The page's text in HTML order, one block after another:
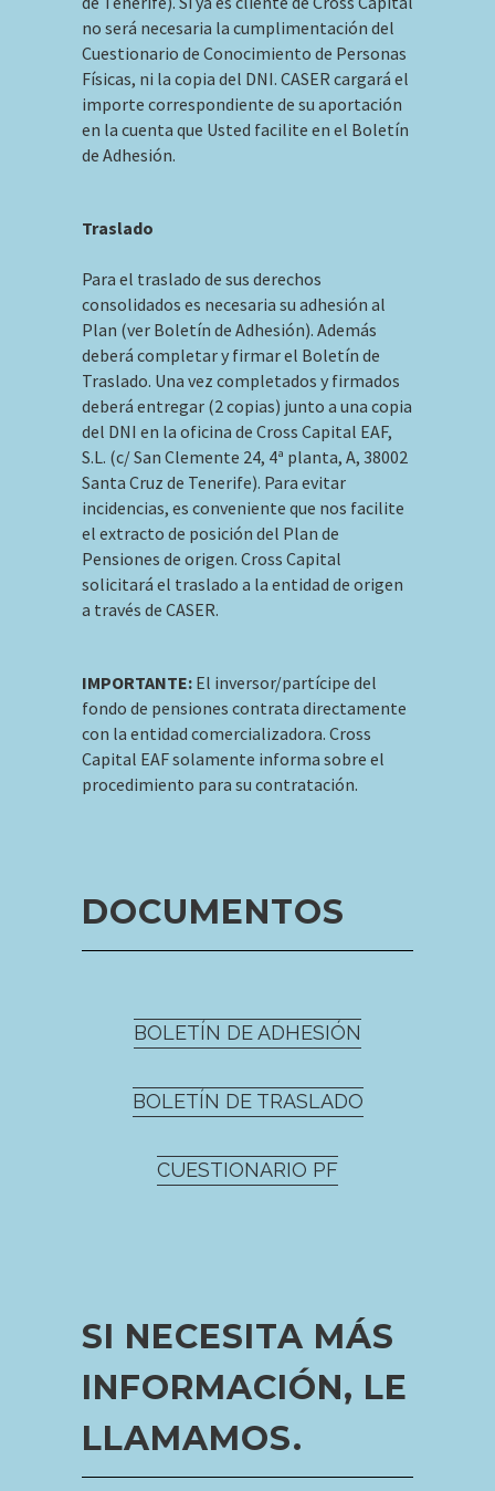
no será necesaria la cumplimentación del
Cuestionario de Conocimiento de Personas
Físicas, ni la copia del DNI. CASER cargará el
importe correspondiente de su aportación
en la cuenta que Usted facilite en el Boletín
de Adhesión.
Traslado
Para el traslado de sus derechos
consolidados es necesaria su adhesión al
Plan (ver Boletín de Adhesión). Además
deberá completar y firmar el Boletín de
Traslado. Una vez completados y firmados
deberá entregar (2 copias) junto a una copia
del DNI en la oficina de Cross Capital EAF,
S.L. (c/ San Clemente 24, 4ª planta, A, 38002
Santa Cruz de Tenerife). Para evitar
incidencias, es conveniente que nos facilite
el extracto de posición del Plan de
Pensiones de origen. Cross Capital
solicitará el traslado a la entidad de origen
a través de CASER.
IMPORTANTE: El inversor/partícipe del
fondo de pensiones contrata directamente
con la entidad comercializadora. Cross
Capital EAF solamente informa sobre el
procedimiento para su contratación.
DOCUMENTOS
BOLETÍN DE ADHESIÓN
BOLETÍN DE TRASLADO
CUESTIONARIO PF
SI NECESITA MÁS
INFORMACIÓN, LE
LLAMAMOS.